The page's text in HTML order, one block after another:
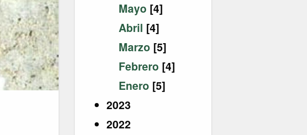
Mayo [4]
Abril [4]
Marzo [5]
Febrero [4]
Enero [5]
2023
2022